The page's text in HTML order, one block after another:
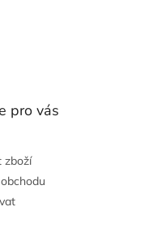
pro vás
zboží